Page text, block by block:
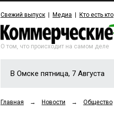
Свежий выпуск Медиа Кто есть кто
О том, что происходит на самом деле
В Омске пятница, 7 Августа
Главная → Новости → Общество